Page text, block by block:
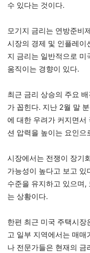
수 있다는 것이다.
모기지 금리는 연방준비
시장의 경제 및 인플레이
지 금리는 일반적으로
움직이는 경향이 있다.
최근 금리 상승의 주요
가 꼽힌다. 지난 2월 말
에 대한 우려가 커지면서
션 압력을 높이는 요인으
시장에서는 전쟁이 장기
가능성이 높다고 보고 있
수준을 유지하고 있으며,
는 상황이다.
한편 최근 미국 주택시
고 일부 지역에서는 매매
나 전문가들은 현재의 금